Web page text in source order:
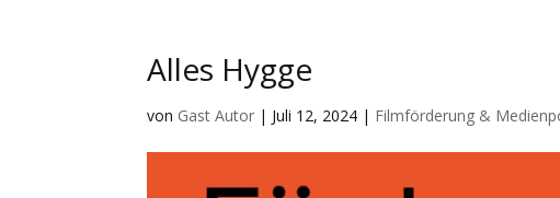
Alles Hygge
von Gast Autor | Juli 12, 2024 | Filmförderung &